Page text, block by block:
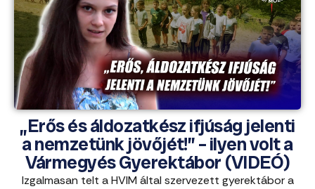
„Erős és áldozatkész ifjúság jelenti
a nemzetünk jövőjét!” – ilyen volt a
Vármegyés Gyerektábor (VIDEÓ)
Izgalmasan telt a HVIM által szervezett gyerektábor a